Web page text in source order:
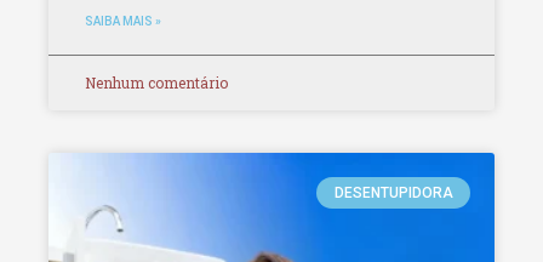
SAIBA MAIS »
Nenhum comentário
DESENTUPIDORA